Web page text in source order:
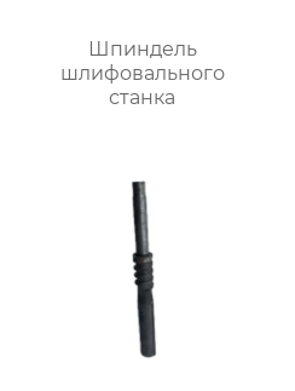
Шпиндель
шлифовального
станка